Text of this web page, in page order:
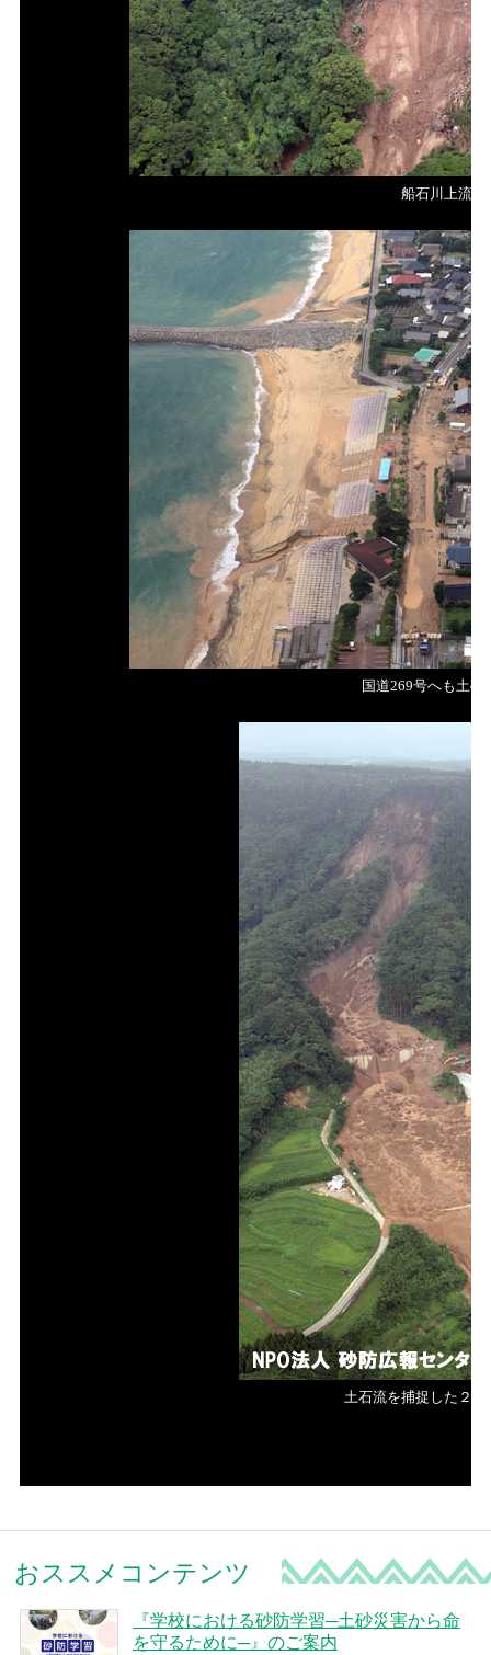
船石川上流源
国道269号へも土砂
土石流を捕捉した２
おススメコンテンツ
『学校における砂防学習─土砂災害から命
を守るために─』のご案内